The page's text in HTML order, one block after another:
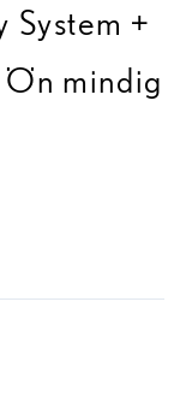
System +
mindig